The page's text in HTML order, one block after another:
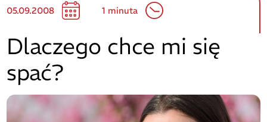
05.09.2008 1 minuta
Dlaczego chce mi się
spać?